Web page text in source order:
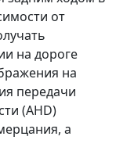
от
на дороге
на
передачи
(AHD)
а